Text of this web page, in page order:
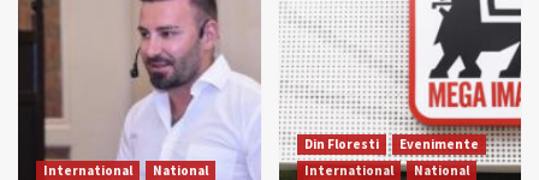
International
National
Din Floresti
Evenimente
International
National